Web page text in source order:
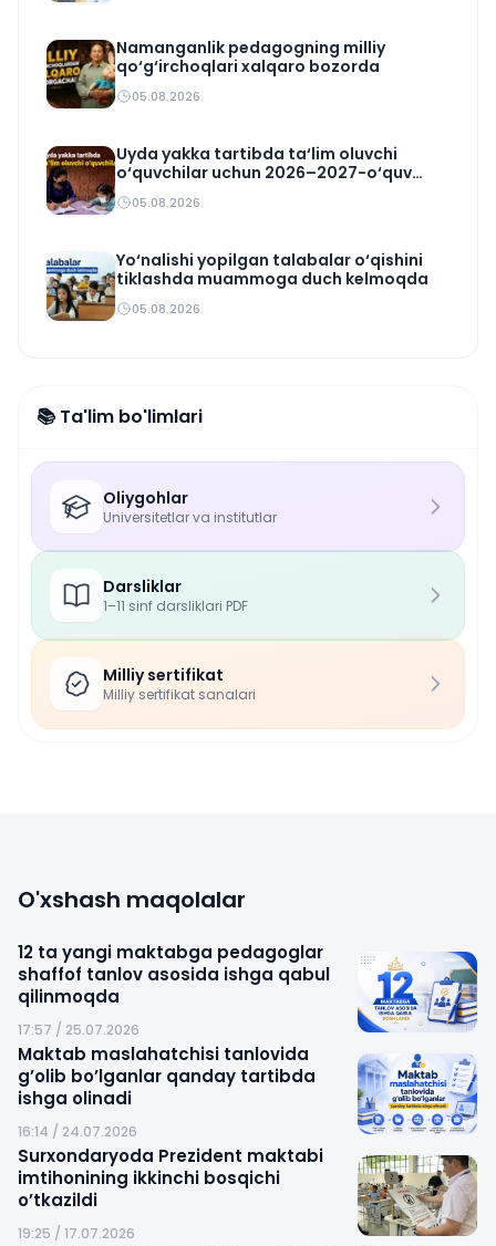
Namanganlik pedagogning milliy
qo‘g‘irchoqlari xalqaro bozorda
05.08.2026
Uyda yakka tartibda ta‘lim oluvchi
o‘quvchilar uchun 2026–2027-o‘quv
rejasi tasdiqlandi
05.08.2026
Yo‘nalishi yopilgan talabalar o‘qishini
tiklashda muammoga duch kelmoqda
05.08.2026
📚 Ta'lim bo'limlari
Oliygohlar
Universitetlar va institutlar
Darsliklar
1–11 sinf darsliklari PDF
Milliy sertifikat
Milliy sertifikat sanalari
O'xshash maqolalar
12 ta yangi maktabga pedagoglar
shaffof tanlov asosida ishga qabul
qilinmoqda
17:57 / 25.07.2026
Maktab maslahatchisi tanlovida
g’olib bo’lganlar qanday tartibda
ishga olinadi
16:14 / 24.07.2026
Surxondaryoda Prezident maktabi
imtihonining ikkinchi bosqichi
o’tkazildi
19:25 / 17.07.2026